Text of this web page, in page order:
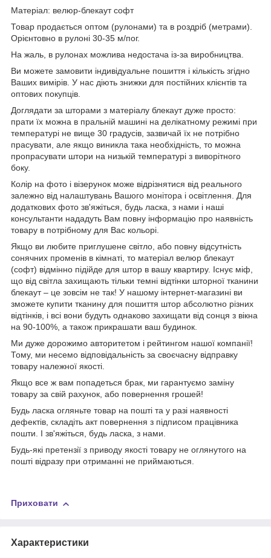
Матеріал: велюр-блекаут софт
Товар продається оптом (рулонами) та в роздріб (метрами).
Орієнтовно в рулоні 30-35 м/пог.
На жаль, в рулонах можлива недостача із-за виробництва.
Ви можете замовити індивідуальне пошиття і кількість згідно
Ваших вимірів. У нас діють знижки для постійних клієнтів та
оптових покупців.
Доглядати за шторами з матеріалу блекаут дуже просто:
прати їх можна в пральній машині на делікатному режимі при
температурі не вище 30 градусів, зазвичай їх не потрібно
прасувати, але якщо виникла така необхідність, то можна
пропрасувати штори на низькій температурі з виворітного
боку.
Колір на фото і візерунок може відрізнятися від реального
залежно від налаштувань Вашого монітора і освітлення. Для
додаткових фото зв'яжіться, будь ласка, з нами і наші
консультанти нададуть Вам повну інформацію про наявність
товару в потрібному для Вас кольорі.
Якщо ви любите приглушене світло, або повну відсутність
сонячних променів в кімнаті, то матеріал велюр блекаут
(софт) відмінно підійде для штор в вашу квартиру. Існує міф,
що від світла захищають тільки темні відтінки шторної тканини
блекаут – це зовсім не так! У нашому інтернет-магазині ви
зможете купити тканину для пошиття штор абсолютно різних
відтінків, і всі вони будуть однаково захищати від сонця з вікна
на 90-100%, а також прикрашати ваш будинок.
Ми дуже дорожимо авторитетом і рейтингом нашої компанії!
Тому, ми несемо відповідальність за своєчасну відправку
товару належної якості.
Якщо все ж вам попадеться брак, ми гарантуємо заміну
товару за свій рахунок, або повернення грошей!
Будь ласка огляньте товар на пошті та у разі наявності
дефектів, складіть акт повернення з підписом працівника
пошти. І зв'яжіться, будь ласка, з нами.
Будь-які претензії з приводу якості товару не оглянутого на
пошті відразу при отриманні не приймаються.
Приховати
Характеристики